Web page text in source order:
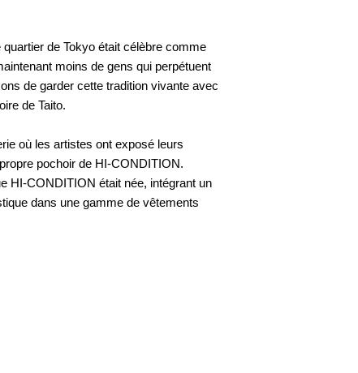
de Tokyo était célèbre comme
moins de gens qui perpétuent
de garder cette tradition vivante avec
de Taito.
où les artistes ont exposé leurs
pochoir de HI-CONDITION.
HI-CONDITION était née, intégrant un
dans une gamme de vêtements